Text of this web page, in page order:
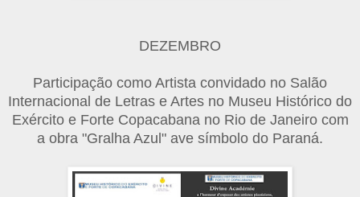
DEZEMBRO
Participação como Artista convidado no Salão
Internacional de Letras e Artes no Museu Histórico do
Exército e Forte Copacabana no Rio de Janeiro com
a obra "Gralha Azul" ave símbolo do Paraná.